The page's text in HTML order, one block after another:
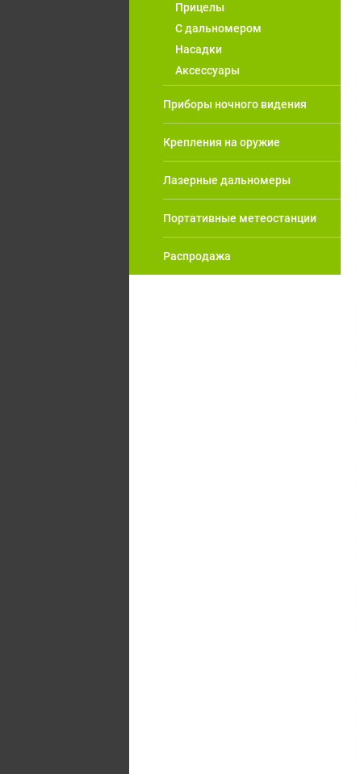
Прицелы
С дальномером
Насадки
Аксессуары
Приборы ночного видения
Крепления на оружие
Лазерные дальномеры
Портативные метеостанции
Распродажа